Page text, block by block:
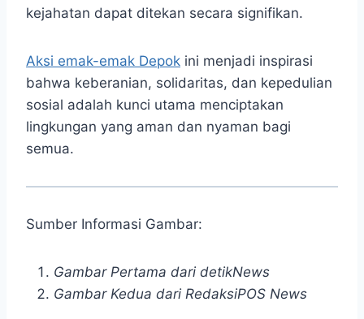
kejahatan dapat ditekan secara signifikan.
Aksi emak-emak Depok ini menjadi inspirasi
bahwa keberanian, solidaritas, dan kepedulian
sosial adalah kunci utama menciptakan
lingkungan yang aman dan nyaman bagi
semua.
Sumber Informasi Gambar:
Gambar Pertama dari detikNews
Gambar Kedua dari RedaksiPOS News